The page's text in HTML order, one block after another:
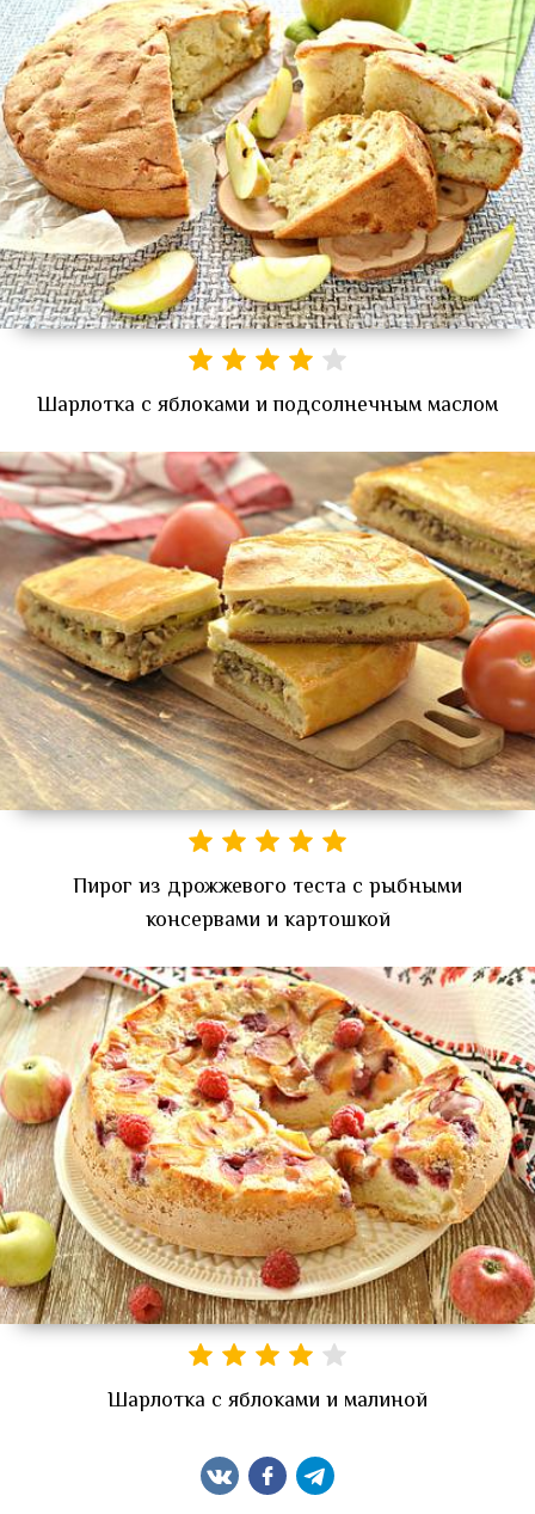
Шарлотка с яблоками и подсолнечным маслом
Пирог из дрожжевого теста с рыбными
консервами и картошкой
Шарлотка с яблоками и малиной